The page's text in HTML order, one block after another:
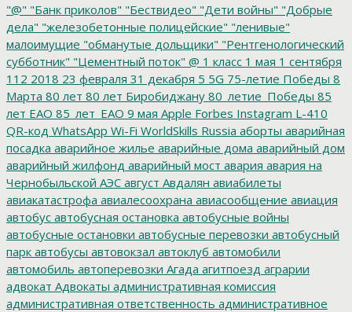
"@" "Банк приколов" "Бествидео" "Дети войны" "Добрые
дела" "железобетонные полицейские" "ленивые"
малоимущие "обманутые дольщики" "Рентгенологический
субботник" "Цементный поток" @ 1 класс 1 мая 1 сентября
112 2018 23 февраля 31 декабря 5 5G 75-летие Победы 8
Марта 80 лет 80 лет Биробиджану 80_летие_Победы 85
лет ЕАО 85_лет_ЕАО 9 мая Apple Forbes Instagram L-410
QR-код WhatsApp Wi-Fi WorldSkills Russia аборты аварийная
посадка аварийное жилье аварийные дома аварийный дом
аварийный жилфонд аварийный мост авария авария на
Чернобыльской АЭС август Авдалян авиабилеты
авиакатастрофа авиалесоохрана авиасообщение авиация
автобус автобусная остановка автобусные войны
автобусные остановки автобусные перевозки автобусный
парк автобусы автовокзал автоклуб автомобили
автомобиль автоперевозки Агада агитпоезд аграрии
адвокат Адвокаты административная комиссия
административная ответственность административное